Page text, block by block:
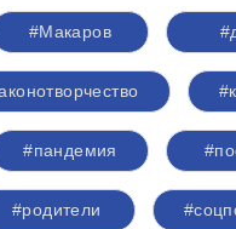
#Макаров
#пандемия
#родители